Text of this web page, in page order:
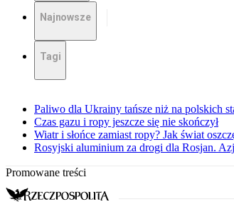
Najnowsze
Tagi
Paliwo dla Ukrainy tańsze niż na polskich
Czas gazu i ropy jeszcze się nie skończył
Wiatr i słońce zamiast ropy? Jak świat
Rosyjski aluminium za drogi dla Rosjan.
Promowane treści